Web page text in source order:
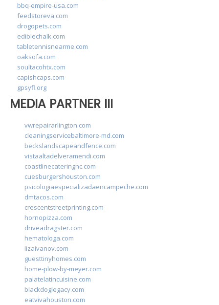
bbq-empire-usa.com
feedstoreva.com
drogopets.com
ediblechalk.com
tabletennisnearme.com
oaksofa.com
soultacohtx.com
capishcaps.com
gpsyfl.org
MEDIA PARTNER III
vwrepairarlington.com
cleaningservicebaltimore-md.com
beckslandscapeandfence.com
vistaaltadelveramendi.com
coastlinecateringnc.com
cuesburgershouston.com
psicologiaespecializadaencampeche.com
dmtacos.com
crescentstreetprinting.com
hornopizza.com
driveadragster.com
hematologa.com
lizaivanov.com
guesttinyhomes.com
home-plow-by-meyer.com
palatelatincuisine.com
blackdoglegacy.com
eatvivahouston.com